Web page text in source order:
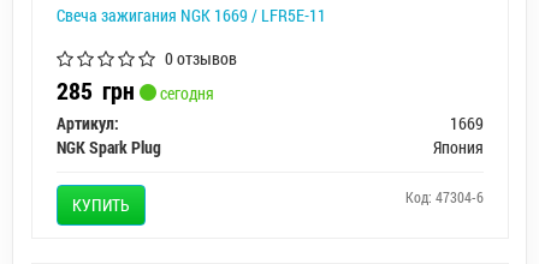
Свеча зажигания NGK 1669 / LFR5E-11
0 отзывов
285 грн
сегодня
Артикул:
1669
NGK Spark Plug
Япония
КУПИТЬ Код: 47304-6